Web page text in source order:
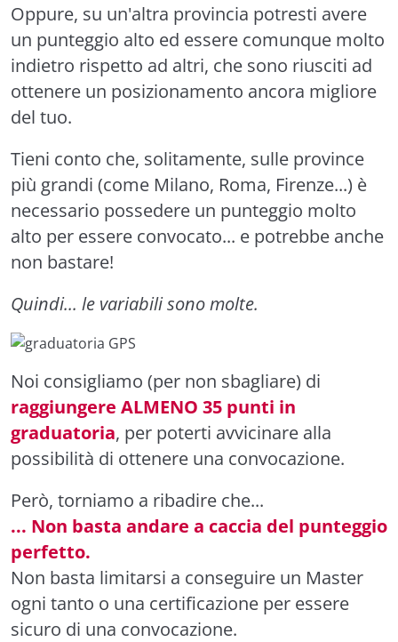
Oppure, su un'altra provincia potresti avere
un punteggio alto ed essere comunque molto
indietro rispetto ad altri, che sono riusciti ad
ottenere un posizionamento ancora migliore
del tuo.
Tieni conto che, solitamente, sulle province
più grandi (come Milano, Roma, Firenze...) è
necessario possedere un punteggio molto
alto per essere convocato... e potrebbe anche
non bastare!
Quindi... le variabili sono molte.
Noi consigliamo (per non sbagliare) di
raggiungere ALMENO 35 punti in
graduatoria, per poterti avvicinare alla
possibilità di ottenere una convocazione.
Però, torniamo a ribadire che...
... Non basta andare a caccia del punteggio
perfetto.
Non basta limitarsi a conseguire un Master
ogni tanto o una certificazione per essere
sicuro di una convocazione.